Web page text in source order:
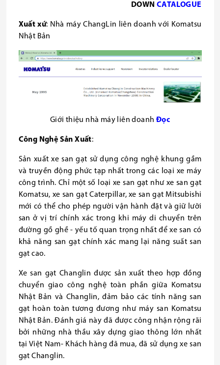
DOWN CATALOGUE
Xuất xứ: Nhà máy ChangLin liên doanh với Komatsu
Nhật Bản
Giới thiệu nhà máy liên doanh Đọc
Công Nghệ Sản Xuất:
Sản xuất xe san gạt sử dụng công nghệ khung gầm
và truyền động phức tạp nhất trong các loại xe máy
công trình. Chỉ một số loại xe san gạt như xe san gạt
Komatsu, xe san gạt Caterpillar, xe san gạt Mitsubishi
mới có thể cho phép người vận hành đặt và giữ lưỡi
san ở vị trí chính xác trong khi máy di chuyển trên
đường gồ ghề - yếu tố quan trọng nhất để xe san có
khả năng san gạt chính xác mang lại năng suất san
gạt cao.
Xe san gạt Changlin được sản xuất theo hợp đồng
chuyển giao công nghệ toàn phần giữa Komatsu
Nhật Bản và Changlin, đảm bảo các tính năng san
gạt hoàn toàn tương đương như máy san Komatsu
Nhật Bản. Đánh giá này đã được công nhận rộng rãi
bởi những nhà thầu xây dựng giao thông lớn nhất
tại Việt Nam- Khách hàng đã mua, đã sử dụng xe san
gạt Changlin.